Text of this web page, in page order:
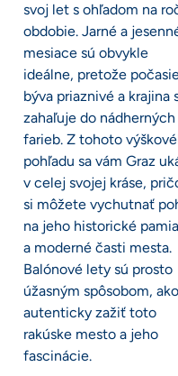
svoj let s ohľadom na
obdobie. Jarné a
mesiace sú obvykle
ideálne, pretože
býva priaznivé a krajina
zahaľuje do nádherných
farieb. Z tohoto
pohľadu sa vám Graz
v celej svojej kráse,
si môžete vychutnať
na jeho historické
a moderné časti mesta.
Balónové lety sú prosto
úžasným spôsobom, ako
autenticky zažiť toto
rakúske mesto a jeho
fascinácie.